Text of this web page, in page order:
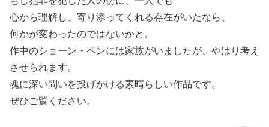
心から理解し、寄り添ってくれる存在がいたなら、
何かが変わったのではないかと。
作中のショーン・ペンには家族がいましたが、やはり考え
させられます。
魂に深い問いを投げかける素晴らしい作品です。
ぜひご覧ください。